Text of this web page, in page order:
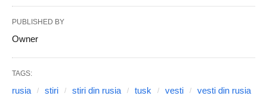
PUBLISHED BY
Owner
TAGS:
rusia stiri stiri din rusia tusk vesti vesti din rusia